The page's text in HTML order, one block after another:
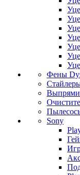
Фены
Sony